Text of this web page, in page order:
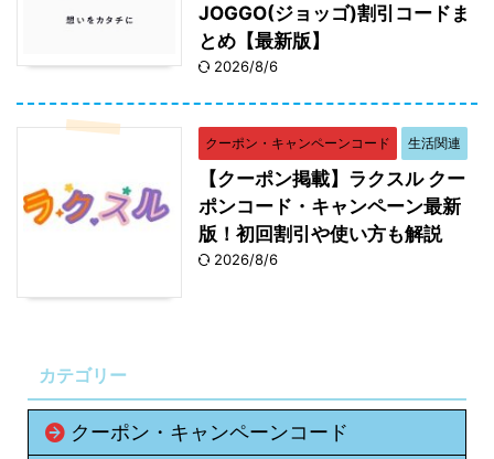
JOGGO(ジョッゴ)割引コードま
とめ【最新版】
2026/8/6
クーポン・キャンペーンコード 生活関連
【クーポン掲載】ラクスル クー
ポンコード・キャンペーン最新
版！初回割引や使い方も解説
2026/8/6
カテゴリー
クーポン・キャンペーンコード